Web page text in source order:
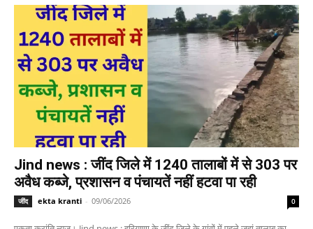
Jind news : जींद जिले में 1240 तालाबों में से 303 पर
अवैध कब्जे, प्रशासन व पंचायतें नहीं हटवा पा रही
जींद ekta kranti - 09/06/2026 0